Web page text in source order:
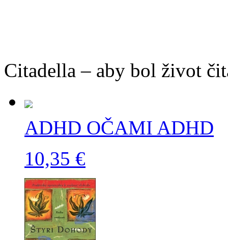
Citadella – aby bol život
ADHD OČAMI ADHD
10,35 €